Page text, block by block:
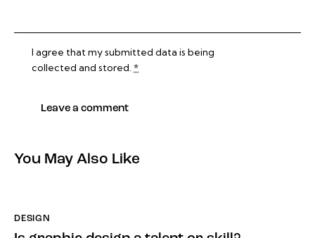
I agree that my submitted data is being
collected and stored.*
You May Also Like
DESIGN